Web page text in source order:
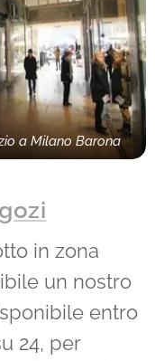
a Milano Barona
in zona
un nostro
entro
24, per